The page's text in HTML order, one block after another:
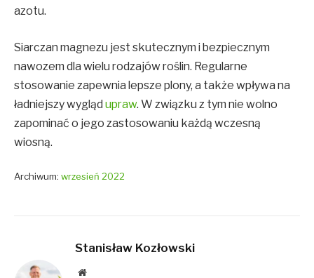
azotu.
Siarczan magnezu jest skutecznym i bezpiecznym
nawozem dla wielu rodzajów roślin. Regularne
stosowanie zapewnia lepsze plony, a także wpływa na
ładniejszy wygląd upraw. W związku z tym nie wolno
zapominać o jego zastosowaniu każdą wczesną
wiosną.
Archiwum: wrzesień 2022
Stanisław Kozłowski
Website